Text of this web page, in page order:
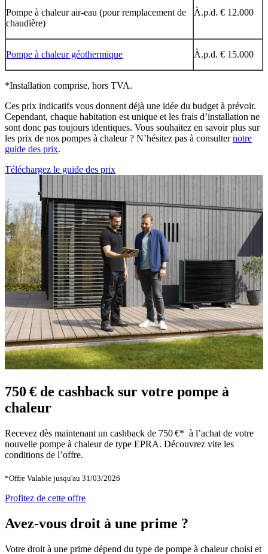
Pompe à chaleur air-eau (pour remplacement de
chaudière)
À.p.d. € 12.000
Pompe à chaleur géothermique À.p.d. € 15.000
*Installation comprise, hors TVA.
Ces prix indicatifs vous donnent déjà une idée du budget à prévoir.
Cependant, chaque habitation est unique et les frais d’installation ne
sont donc pas toujours identiques. Vous souhaitez en savoir plus sur
les prix de nos pompes à chaleur ? N’hésitez pas à consulternotre
guide des prix.
Téléchargez le guide des prix
750 € de cashback sur votre pompe à
chaleur
Recevez dès maintenant un cashback de 750 €* à l’achat de votre
nouvelle pompe à chaleur de type EPRA. Découvrez vite les
conditions de l’offre.
*Offre Valable jusqu'au 31/03/2026
Profitez de cette offre
Avez-vous droit à une prime ?
Votre droit à une prime dépend du type de pompe à chaleur choisi et